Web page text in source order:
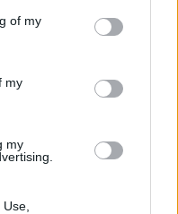
of my
my
my
poliisia